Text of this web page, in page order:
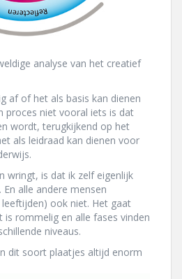
analyse van het creatief
af of het als basis kan dienen
proces niet vooral iets is dat
wordt, terugkijkend op het
als leidraad kan dienen voor
wringt, is dat ik zelf eigenlijk
alle andere mensen
ook niet. Het gaat
is rommelig en alle fases vinden
niveaus.
dit soort plaatjes altijd enorm